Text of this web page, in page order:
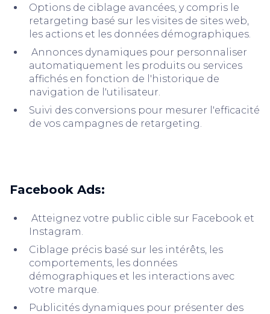
Options de ciblage avancées, y compris le
retargeting basé sur les visites de sites web,
les actions et les données démographiques.
Annonces dynamiques pour personnaliser
automatiquement les produits ou services
affichés en fonction de l'historique de
navigation de l'utilisateur.
Suivi des conversions pour mesurer l'efficacité
de vos campagnes de retargeting.
Facebook Ads:
Atteignez votre public cible sur Facebook et
Instagram.
Ciblage précis basé sur les intérêts, les
comportements, les données
démographiques et les interactions avec
votre marque.
Publicités dynamiques pour présenter des